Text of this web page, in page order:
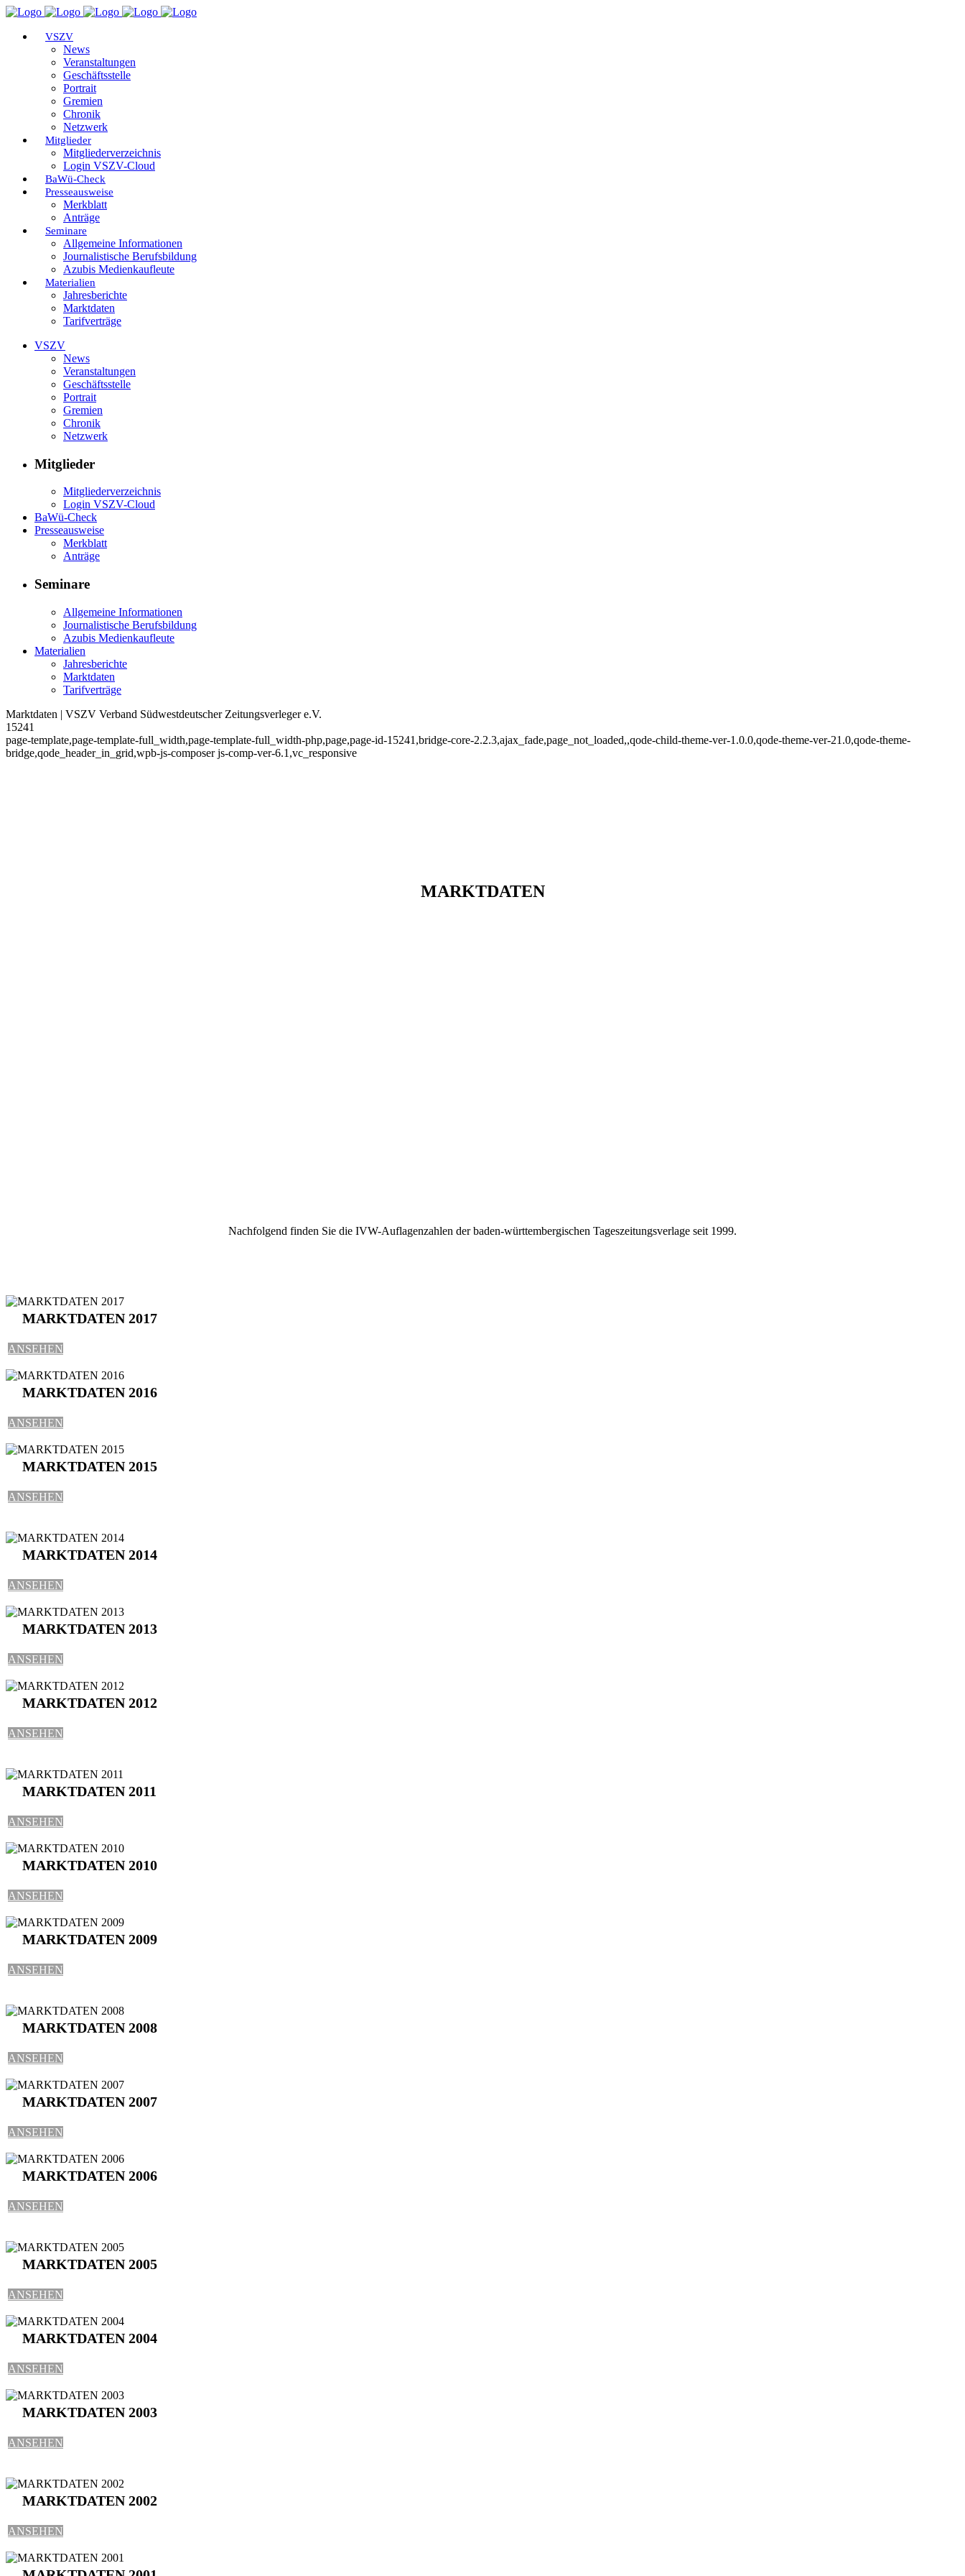
VSZV
News
Veranstaltungen
Geschäftsstelle
Portrait
Gremien
Chronik
Netzwerk
Mitglieder
Mitgliederverzeichnis
Login VSZV-Cloud
BaWü-Check
Presseausweise
Merkblatt
Anträge
Seminare
Allgemeine Informationen
Journalistische Berufsbildung
Azubis Medienkaufleute
Materialien
Jahresberichte
Marktdaten
Tarifverträge
VSZV
News
Veranstaltungen
Geschäftsstelle
Portrait
Gremien
Chronik
Netzwerk
Mitglieder
Mitgliederverzeichnis
Login VSZV-Cloud
BaWü-Check
Presseausweise
Merkblatt
Anträge
Seminare
Allgemeine Informationen
Journalistische Berufsbildung
Azubis Medienkaufleute
Materialien
Jahresberichte
Marktdaten
Tarifverträge
Marktdaten | VSZV Verband Südwestdeutscher Zeitungsverleger e.V.
15241
page-template,page-template-full_width,page-template-full_width-php,page,page-id-15241,bridge-core-2.2.3,ajax_fade,page_not_loaded,,qode-child-theme-ver-1.0.0,qode-theme-ver-21.0,qode-theme-
bridge,qode_header_in_grid,wpb-js-composer js-comp-ver-6.1,vc_responsive
MARKTDATEN
Nachfolgend finden Sie die IVW-Auflagenzahlen der baden-württembergischen Tageszeitungsverlage seit 1999.
MARKTDATEN 2017
ANSEHEN
MARKTDATEN 2016
ANSEHEN
MARKTDATEN 2015
ANSEHEN
MARKTDATEN 2014
ANSEHEN
MARKTDATEN 2013
ANSEHEN
MARKTDATEN 2012
ANSEHEN
MARKTDATEN 2011
ANSEHEN
MARKTDATEN 2010
ANSEHEN
MARKTDATEN 2009
ANSEHEN
MARKTDATEN 2008
ANSEHEN
MARKTDATEN 2007
ANSEHEN
MARKTDATEN 2006
ANSEHEN
MARKTDATEN 2005
ANSEHEN
MARKTDATEN 2004
ANSEHEN
MARKTDATEN 2003
ANSEHEN
MARKTDATEN 2002
ANSEHEN